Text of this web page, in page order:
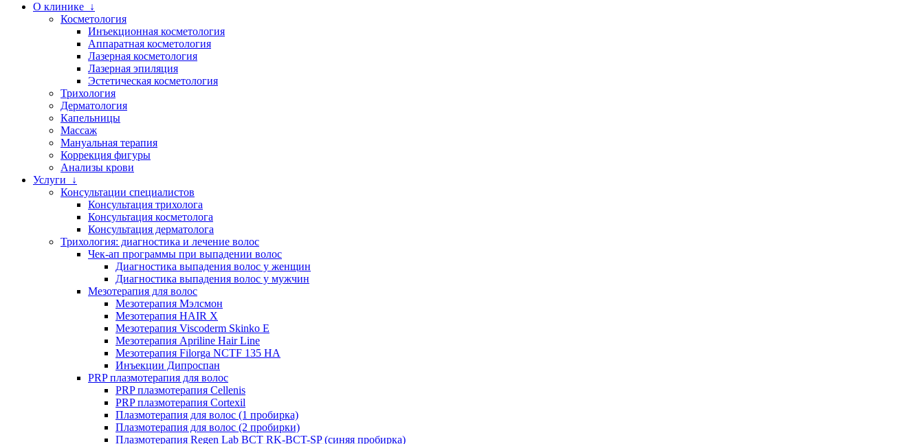
О клинике ↓
Косметология
Инъекционная косметология
Аппаратная косметология
Лазерная косметология
Лазерная эпиляция
Эстетическая косметология
Трихология
Дерматология
Капельницы
Массаж
Мануальная терапия
Коррекция фигуры
Анализы крови
Услуги ↓
Консультации специалистов
Консультация трихолога
Консультация косметолога
Консультация дерматолога
Трихология: диагностика и лечение волос
Чек-ап программы при выпадении волос
Диагностика выпадения волос у женщин
Диагностика выпадения волос у мужчин
Мезотерапия для волос
Мезотерапия Мэлсмон
Мезотерапия HAIR X
Мезотерапия Viscoderm Skinko E
Мезотерапия Apriline Hair Line
Мезотерапия Filorga NCTF 135 HA
Инъекции Дипроспан
PRP плазмотерапия для волос
PRP плазмотерапия Cellenis
PRP плазмотерапия Cortexil
Плазмотерапия для волос (1 пробирка)
Плазмотерапия для волос (2 пробирки)
Плазмотерапия Regen Lab BCT RK-BCT-SP (синяя пробирка)